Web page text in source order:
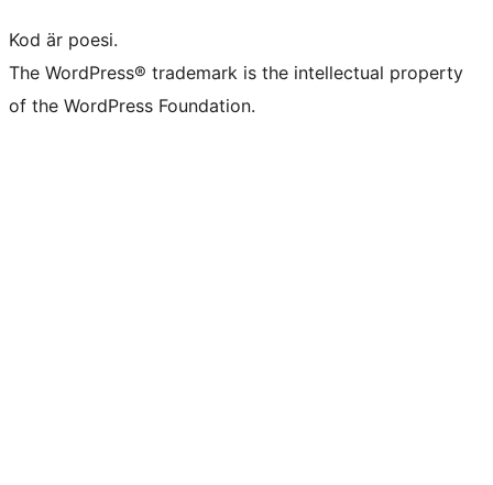
Kod är poesi.
The WordPress® trademark is the intellectual property
of the WordPress Foundation.